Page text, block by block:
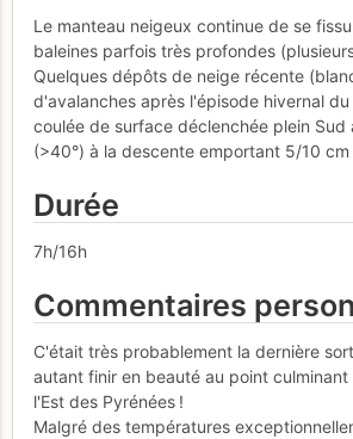
Le manteau neigeux continue de se
baleines parfois très profondes
Quelques dépôts de neige récente
d'avalanches après l'épisode hivernal
coulée de surface déclenchée plein
(>40°) à la descente emportant 5/10
Durée
7h/16h
Commentaires
C'était très probablement la dernière
autant finir en beauté au point
l'Est des Pyrénées !
Malgré des températures